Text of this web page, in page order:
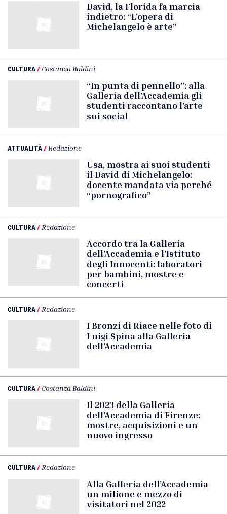
David, la Florida fa marcia
indietro: “L’opera di
Michelangelo è arte”
CULTURA/ Costanza Baldini
“In punta di pennello”: alla
Galleria dell’Accademia gli
studenti raccontano l’arte
sui social
ATTUALITÀ/ Redazione
Usa, mostra ai suoi studenti
il David di Michelangelo:
docente mandata via perché
“pornografico”
CULTURA/ Redazione
Accordo tra la Galleria
dell’Accademia e l’Istituto
degli Innocenti: laboratori
per bambini, mostre e
concerti
CULTURA/ Redazione
I Bronzi di Riace nelle foto di
Luigi Spina alla Galleria
dell’Accademia
CULTURA/ Costanza Baldini
Il 2023 della Galleria
dell’Accademia di Firenze:
mostre, acquisizioni e un
nuovo ingresso
CULTURA/ Redazione
Alla Galleria dell’Accademia
un milione e mezzo di
visitatori nel 2022